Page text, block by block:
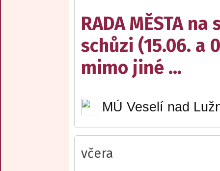
RADA MĚSTA na
schůzi (15.06. a
mimo jiné ...
MÚ Veselí nad
včera